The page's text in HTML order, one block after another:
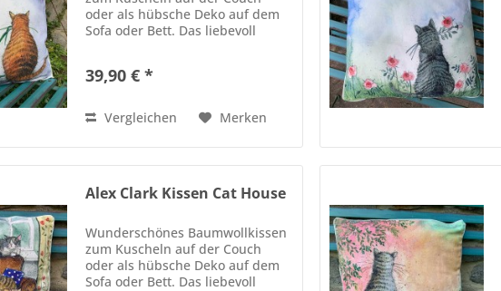
oder als hübsche Deko auf dem
Sofa oder Bett. Das liebevoll
für einen lieben Menschen.
39,90 € *
Vergleichen Merken
Alex Clark Kissen Cat House
Wunderschönes Baumwollkissen
zum Kuscheln auf der Couch
oder als hübsche Deko auf dem
Sofa oder Bett. Das liebevoll